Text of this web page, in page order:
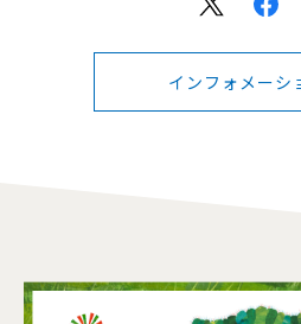
インフォメーシ